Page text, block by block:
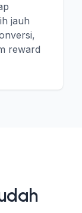
jauh
reward